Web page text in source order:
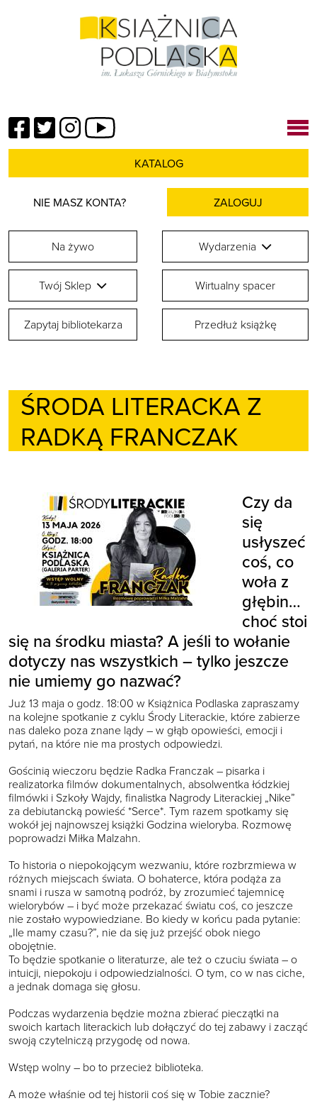
KATALOG
NIE MASZ KONTA? ZALOGUJ
Facebook
TwitterInstagram
YouTube
Na żywo Wydarzenia
Twój Sklep Wirtualny spacer
Zapytaj bibliotekarza Przedłuż książkę
ŚRODA LITERACKA Z
RADKĄ FRANCZAK
Czy da
się
usłyszeć
coś, co
woła z
głębin…
choć stoi
się na środku miasta? A jeśli to wołanie
dotyczy nas wszystkich – tylko jeszcze
nie umiemy go nazwać?
Już 13 maja o godz. 18:00 w Książnica Podlaska zapraszamy
na kolejne spotkanie z cyklu Środy Literackie, które zabierze
nas daleko poza znane lądy – w głąb opowieści, emocji i
pytań, na które nie ma prostych odpowiedzi.
Gościnią wieczoru będzie Radka Franczak – pisarka i
realizatorka filmów dokumentalnych, absolwentka łódzkiej
filmówki i Szkoły Wajdy, finalistka Nagrody Literackiej „Nike”
za debiutancką powieść *Serce*. Tym razem spotkamy się
wokół jej najnowszej książki Godzina wieloryba. Rozmowę
poprowadzi Miłka Malzahn.
To historia o niepokojącym wezwaniu, które rozbrzmiewa w
różnych miejscach świata. O bohaterce, która podąża za
snami i rusza w samotną podróż, by zrozumieć tajemnicę
wielorybów – i być może przekazać światu coś, co jeszcze
nie zostało wypowiedziane. Bo kiedy w końcu pada pytanie:
„Ile mamy czasu?”, nie da się już przejść obok niego
obojętnie.
To będzie spotkanie o literaturze, ale też o czuciu świata – o
intuicji, niepokoju i odpowiedzialności. O tym, co w nas ciche,
a jednak domaga się głosu.
Podczas wydarzenia będzie można zbierać pieczątki na
swoich kartach literackich lub dołączyć do tej zabawy i zacząć
swoją czytelniczą przygodę od nowa.
Wstęp wolny – bo to przecież biblioteka.
A może właśnie od tej historii coś się w Tobie zacznie?